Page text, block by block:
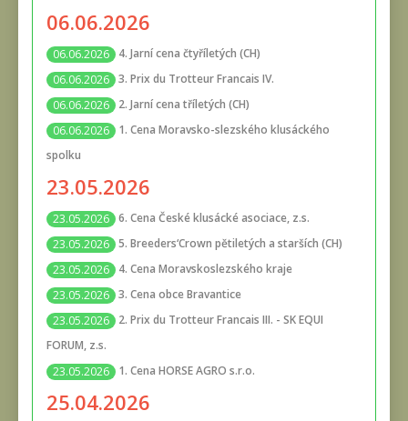
06.06.2026
06.06.2026
4. Jarní cena čtyříletých (CH)
06.06.2026 3. Prix du Trotteur Francais IV.
06.06.2026
2. Jarní cena tříletých (CH)
06.06.2026
1. Cena Moravsko-slezského klusáckého
spolku
23.05.2026
23.05.2026 6. Cena České klusácké asociace, z.s.
23.05.2026 5. Breeders‘Crown pětiletých a starších (CH)
23.05.2026
4. Cena Moravskoslezského kraje
23.05.2026 3. Cena obce Bravantice
23.05.2026
2. Prix du Trotteur Francais III. - SK EQUI
FORUM, z.s.
23.05.2026
1. Cena HORSE AGRO s.r.o.
25.04.2026